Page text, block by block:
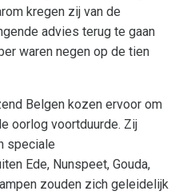
kregen zij van de
advies terug te gaan
waren negen op de tien
Belgen kozen ervoor om
oorlog voortduurde. Zij
speciale
Ede, Nunspeet, Gouda,
zouden zich geleidelijk